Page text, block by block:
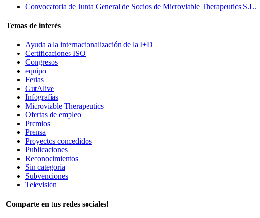
Convocatoria de Junta General de Socios de Microviable Therapeutics S.L.
Temas de interés
Ayuda a la internacionalización de la I+D
Certificaciones ISO
Congresos
equipo
Ferias
GutAlive
Infografías
Microviable Therapeutics
Ofertas de empleo
Premios
Prensa
Proyectos concedidos
Publicaciones
Reconocimientos
Sin categoría
Subvenciones
Televisión
Comparte en tus redes sociales!